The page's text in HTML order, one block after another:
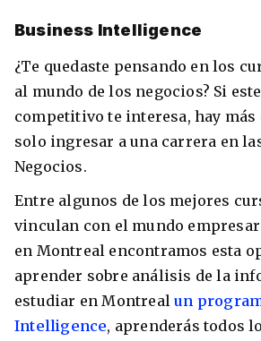
Business Intelligence
¿Te quedaste pensando en los
al mundo de los negocios? Si
competitivo te interesa, hay más
solo ingresar a una carrera en
Negocios.
Entre algunos de los mejores
vinculan con el mundo
en Montreal encontramos esta
aprender sobre análisis de la
estudiar en Montrealun
Intelligence, aprenderás todos